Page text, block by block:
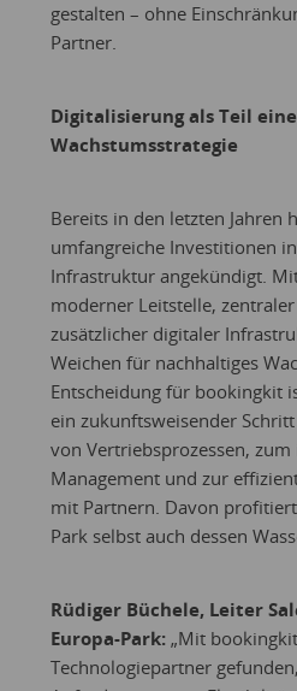
gestalten – ohne
Partner.
Digitalisierung als Teil
Wachstumsstrategie
Bereits in den letzten Jahren
umfangreiche Investitionen
Infrastruktur angekündigt.
moderner Leitstelle,
zusätzlicher digitaler
Weichen für nachhaltiges
Entscheidung für bookingkit
ein zukunftsweisender
von Vertriebsprozessen,
Management und zur
mit Partnern. Davon
Park selbst auch dessen
Rüdiger Büchele, Leiter
Europa-Park: „Mit
Technologiepartner